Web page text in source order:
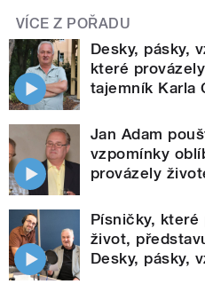
VÍCE Z POŘADU
Desky, pásky,
které
tajemník Karla
Jan Adam
vzpomínky
provázely
Písničky, které
život,
Desky, pásky,